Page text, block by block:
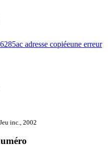
adresse copiéeune erreur
inc., 2002